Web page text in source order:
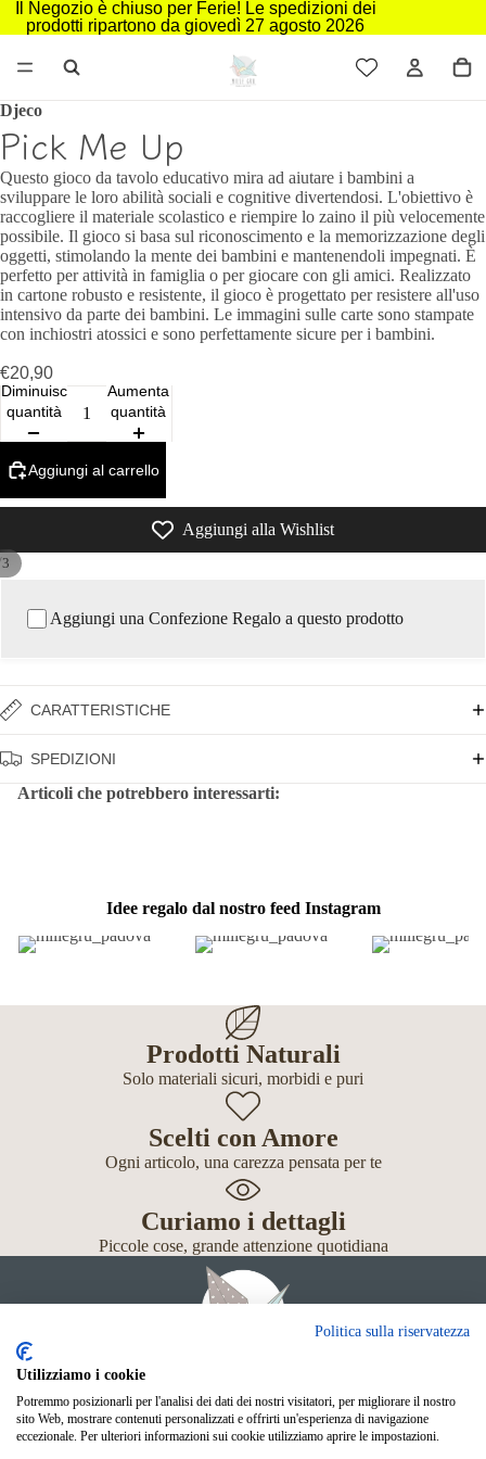
Il Negozio è chiuso per Ferie! Le spedizioni dei
prodotti ripartono da giovedì 27 agosto 2026
3
Djeco
Pick Me Up
Questo gioco da tavolo educativo mira ad aiutare i bambini a
sviluppare le loro abilità sociali e cognitive divertendosi. L'obiettivo è
raccogliere il materiale scolastico e riempire lo zaino il più velocemente
possibile. Il gioco si basa sul riconoscimento e la memorizzazione degli
oggetti, stimolando la mente dei bambini e mantenendoli impegnati. È
perfetto per attività in famiglia o per giocare con gli amici. Realizzato
in cartone robusto e resistente, il gioco è progettato per resistere all'uso
intensivo da parte dei bambini. Le immagini sulle carte sono stampate
con inchiostri atossici e sono perfettamente sicure per i bambini.
€20,90
Diminuisci
quantità
Aumenta
quantità
Aggiungi al carrello
Aggiungi alla Wishlist
Aggiungi una Confezione Regalo a questo prodotto
CARATTERISTICHE
SPEDIZIONI
Articoli che potrebbero interessarti:
Idee regalo dal nostro feed Instagram
Prodotti Naturali
Solo materiali sicuri, morbidi e puri
Scelti con Amore
Ogni articolo, una carezza pensata per te
Curiamo i dettagli
Piccole cose, grande attenzione quotidiana
Giochi
Neonato
Politica sulla riservatezza
Utilizziamo i cookie
Potremmo posizionarli per l'analisi dei dati dei nostri visitatori, per migliorare il nostro
sito Web, mostrare contenuti personalizzati e offrirti un'esperienza di navigazione
eccezionale. Per ulteriori informazioni sui cookie utilizziamo aprire le impostazioni.